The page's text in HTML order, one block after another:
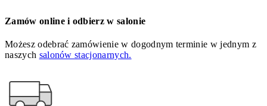
Zamów online i odbierz w salonie
Możesz odebrać zamówienie w dogodnym terminie w jednym z
naszych salonów stacjonarnych.